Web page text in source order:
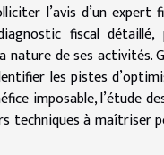
l’avis d’un expert
fiscal
de ses activités.
les pistes
imposable, l’étude
à maîtriser